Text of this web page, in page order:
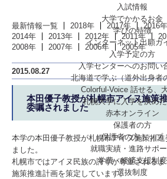
入試情報
大学でかかるお金
学びの特徴
インターネット出願ガ
入学予定の方
入学センターへのお問い
北海道で学ぶ（道外出身者
Colorful-Voice 話せる、大
札幌大学に入学を決め
赤本オンライン
保護者の方
保護者の方トップ
就職実績・進路サポー
学費・経済支援制度
選抜制度
最新情報一覧 2018年 2017年 2016年
2014年
2013年 2012年 2011年
2008年
2007年 2006年 2005年
2015.08.27
本田優子教授が札幌市アイヌ施策
委嘱されました
本学の本田優子教授が札幌市アイヌ施策推
ました。
札幌市ではアイヌ民族の誇りが尊重される
施策推進計画を策定しています。